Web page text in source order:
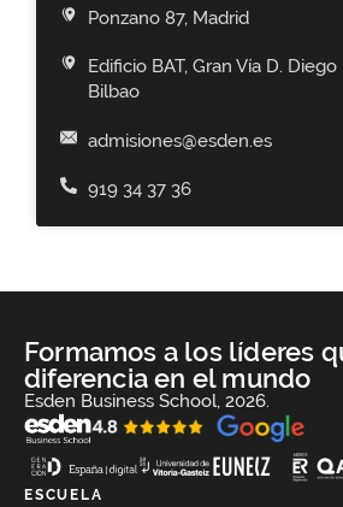
Ponzano 87, Madrid
Edificio BAT, Gran Vía D.
Bilbao
admisiones@esden.es
919 34 37 36
Formamos a los líderes
diferencia en el mundo
Esden Business School, 2026.
ESCUELA